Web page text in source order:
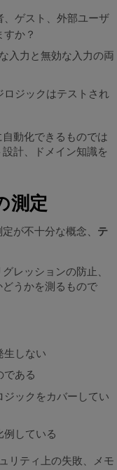
ゲスト、外部ユーザ
か？
入力と無効な入力の両
ジックはテストされ
動化できるものでは
計、ドメイン知識を
測定
が不十分な概念、 テ
レッションの防止、
うかを測るもので
生しない
ある
ックをカバーしてい
している
リティ上の失敗、メモ